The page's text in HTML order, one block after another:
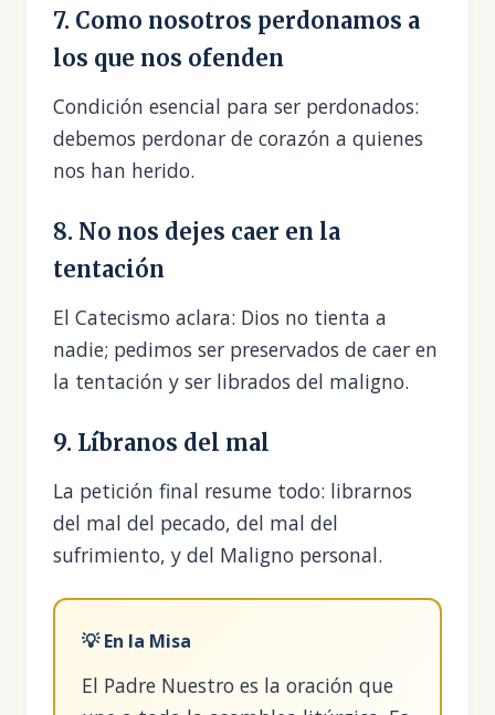
7. Como nosotros perdonamos a
los que nos ofenden
Condición esencial para ser perdonados:
debemos perdonar de corazón a quienes
nos han herido.
8. No nos dejes caer en la
tentación
El Catecismo aclara: Dios no tienta a
nadie; pedimos ser preservados de caer en
la tentación y ser librados del maligno.
9. Líbranos del mal
La petición final resume todo: librarnos
del mal del pecado, del mal del
sufrimiento, y del Maligno personal.
💡 En la Misa
El Padre Nuestro es la oración que